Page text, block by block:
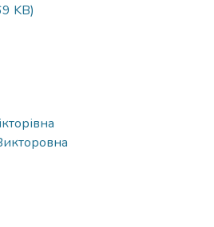
KB)